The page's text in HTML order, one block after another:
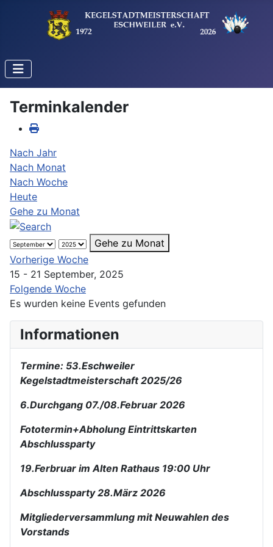
Terminkalender
Nach Jahr
Nach Monat
Nach Woche
Heute
Gehe zu Monat
Gehe zu Monat
Vorherige Woche
15 - 21 September, 2025
Folgende Woche
Es wurden keine Events gefunden
Informationen
Termine: 53.Eschweiler
Kegelstadtmeisterschaft 2025/26
6.Durchgang 07./08.Februar 2026
Fototermin+Abholung Eintrittskarten
Abschlussparty
19.Ferbruar im Alten Rathaus 19:00 Uhr
Abschlussparty 28.März 2026
Mitgliederversammlung mit Neuwahlen des
Vorstands